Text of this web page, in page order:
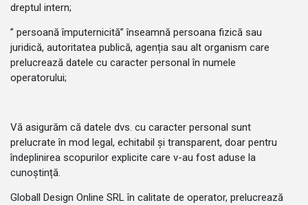
dreptul intern;
” persoană împuternicită” înseamnă persoana fizică sau
juridică, autoritatea publică, agenția sau alt organism care
prelucrează datele cu caracter personal în numele
operatorului;
Vă asigurăm că datele dvs. cu caracter personal sunt
prelucrate în mod legal, echitabil și transparent, doar pentru
îndeplinirea scopurilor explicite care v-au fost aduse la
cunoștință.
Globall Design Online SRL în calitate de operator, prelucrează